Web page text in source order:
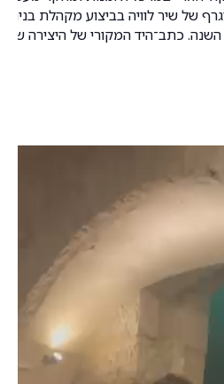
של שיר לוויה בביצוע מקהלת
כתב־היד המקורי של היצירה